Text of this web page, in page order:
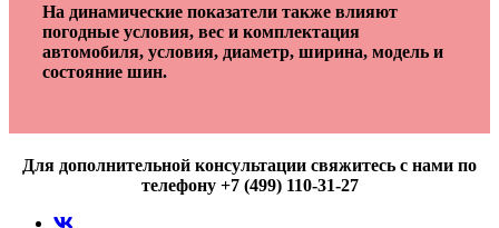
На динамические показатели также влияют
погодные условия, вес и комплектация
автомобиля, условия, диаметр, ширина, модель и
состояние шин.
Для дополнительной консультации свяжитесь с нами по
телефону +7 (499) 110-31-27